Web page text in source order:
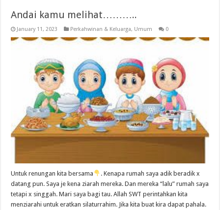
Andai kamu melihat………..
January 11, 2023 Perkahwinan & Keluarga, Umum 0
Untuk renungan kita bersama
. Kenapa rumah saya adik beradik x
datang pun. Saya je kena ziarah mereka. Dan mereka “lalu” rumah saya
tetapi x singgah. Mari saya bagi tau. Allah SWT perintahkan kita
menziarahi untuk eratkan silaturrahim. Jika kita buat kira dapat pahala.